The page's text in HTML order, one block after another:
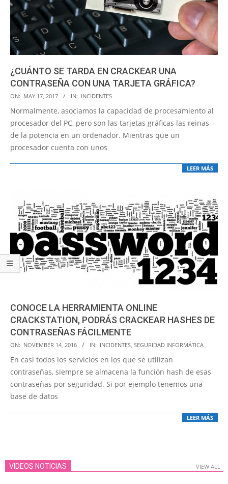
¿CUÁNTO SE TARDA EN CRACKEAR UNA
CONTRASEÑA CON UNA TARJETA GRÁFICA?
2017-
05-
17
ON: MAY 17, 2017 IN: INCIDENTES
Normalmente, asociamos la capacidad de procesamiento al
procesador del PC, pero son las tarjetas gráficas las reinas
de la potencia en un ordenador. Mientras que un
procesador cuenta con unos
LEER MÁS
CONOCE LA HERRAMIENTA ONLINE
CRACKSTATION, PODRÁS CRACKEAR HASHES DE
CONTRASEÑAS FÁCILMENTE
2016-
11-
14
ON: NOVEMBER 14, 2016 IN: INCIDENTES, SEGURIDAD INFORMÁTICA
En casi todos los servicios en los que se utilizan
contraseñas, siempre se almacena la función hash de esas
contraseñas por seguridad. Si por ejemplo tenemos una
base de datos
LEER MÁS
VIDEOS NOTICIAS VIEW ALL